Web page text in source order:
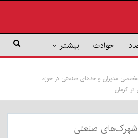
حوادث بیشتر
مدیران واحدهای صنعتی در حوزه
در کرمان
شهرک‌های صنعتی